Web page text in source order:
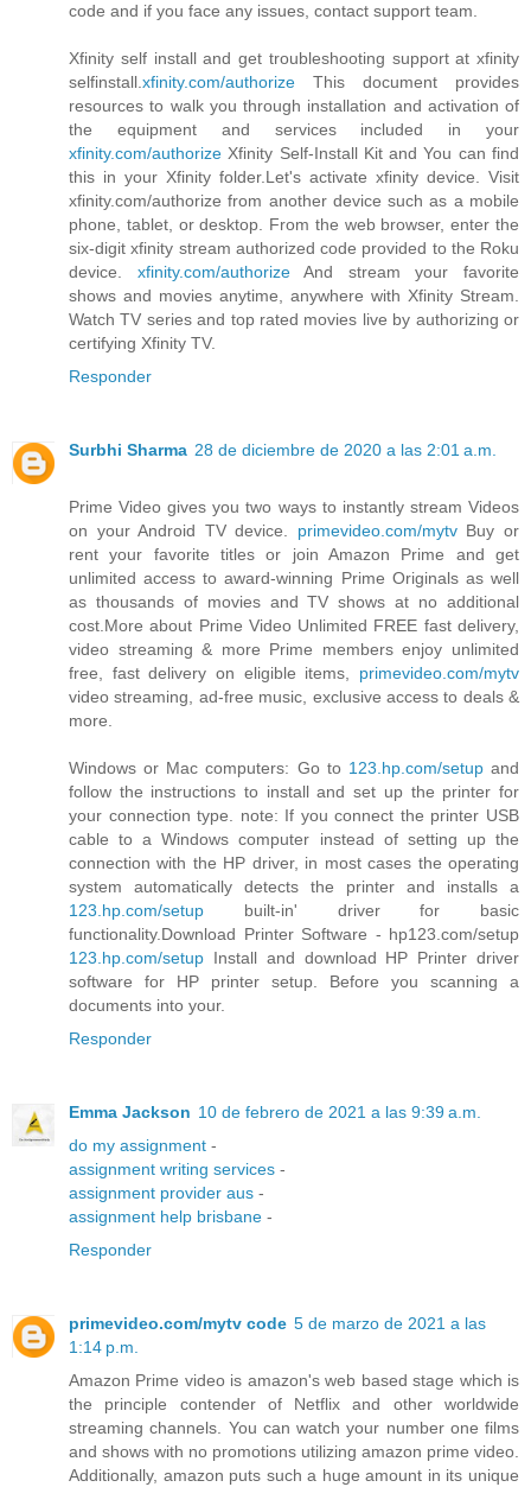
code and if you face any issues, contact support team.
Xfinity self install and get troubleshooting support at xfinity
selfinstall.xfinity.com/authorize This document provides
resources to walk you through installation and activation of
the equipment and services included in your
xfinity.com/authorize Xfinity Self-Install Kit and You can find
this in your Xfinity folder.Let's activate xfinity device. Visit
xfinity.com/authorize from another device such as a mobile
phone, tablet, or desktop. From the web browser, enter the
six-digit xfinity stream authorized code provided to the Roku
device. xfinity.com/authorizeAnd stream your favorite
shows and movies anytime, anywhere with Xfinity Stream.
Watch TV series and top rated movies live by authorizing or
certifying Xfinity TV.
Responder
Surbhi Sharma 28 de diciembre de 2020 a las 2:01 a.m.
Prime Video gives you two ways to instantly stream Videos
on your Android TV device. primevideo.com/mytvBuy or
rent your favorite titles or join Amazon Prime and get
unlimited access to award-winning Prime Originals as well
as thousands of movies and TV shows at no additional
cost.More about Prime Video Unlimited FREE fast delivery,
video streaming & more Prime members enjoy unlimited
free, fast delivery on eligible items, primevideo.com/mytv
video streaming, ad-free music, exclusive access to deals &
more.
Windows or Mac computers: Go to 123.hp.com/setupand
follow the instructions to install and set up the printer for
your connection type. note: If you connect the printer USB
cable to a Windows computer instead of setting up the
connection with the HP driver, in most cases the operating
system automatically detects the printer and installs a
123.hp.com/setup built-in' driver for basic
functionality.Download Printer Software - hp123.com/setup
123.hp.com/setup Install and download HP Printer driver
software for HP printer setup. Before you scanning a
documents into your.
Responder
Emma Jackson 10 de febrero de 2021 a las 9:39 a.m.
do my assignment -
assignment writing services -
assignment provider aus -
assignment help brisbane -
Responder
primevideo.com/mytv code 5 de marzo de 2021 a las
1:14 p.m.
Amazon Prime video is amazon's web based stage which is
the principle contender of Netflix and other worldwide
streaming channels. You can watch your number one films
and shows with no promotions utilizing amazon prime video.
Additionally, amazon puts such a huge amount in its unique